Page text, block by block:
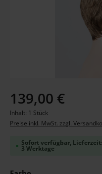
Regulärer Preis:
139,00 €
Inhalt: 1 Stück
Preise inkl. MwSt. zzgl.
Sofort verfügbar,
3 Werktage